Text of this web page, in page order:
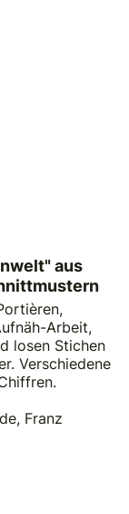
aus
Arbeit,
losen Stichen
Verschiedene
Franz